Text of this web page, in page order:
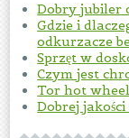
Dobry jubiler
Gdzie i
odkurzacze
Sprzęt w
Czym jest
Tor hot
Dobrej